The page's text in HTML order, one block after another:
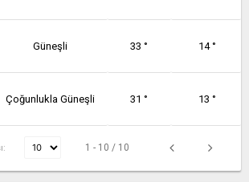
Güneşli 33 ° 14 °
Çoğunlukla Güneşli 31 ° 13 °
1 - 10 / 10